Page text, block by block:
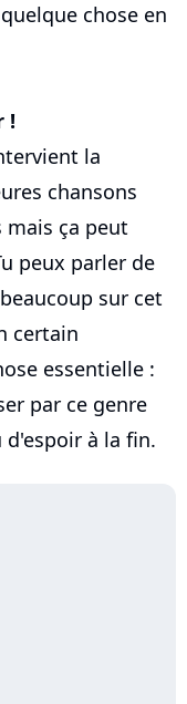
chose en
!
la
chansons
ça peut
peux parler de
sur cet
certain
essentielle :
par ce genre
à la fin.